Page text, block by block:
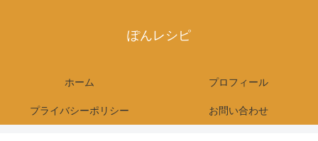
ぽんレシピ
ホーム プロフィール
プライバシーポリシー お問い合わせ